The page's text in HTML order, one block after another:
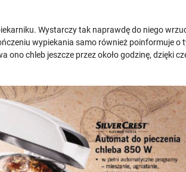
Wystarczy tak naprawdę do niego
wypiekania samo również poinformuje o
chleb jeszcze przez około godzinę, dzięki